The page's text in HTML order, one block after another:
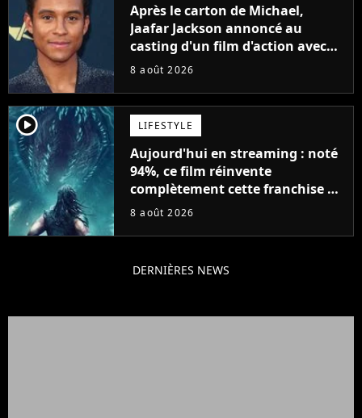
Après le carton de Michael,
Jaafar Jackson annoncé au
casting d'un film d'action avec
Will Smith
8 août 2026
player2 LIFESTYLE
Aujourd'hui en streaming : noté
94%, ce film réinvente
complètement cette franchise de
science-fiction vieille de 40 ans
8 août 2026
DERNIÈRES NEWS